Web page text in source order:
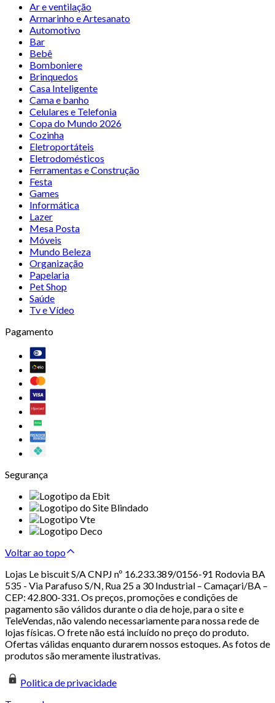
Ar e ventilação
Armarinho e Artesanato
Automotivo
Bar
Bebê
Bomboniere
Brinquedos
Casa Inteligente
Cama e banho
Celulares e Telefonia
Copa do Mundo 2026
Cozinha
Eletroportáteis
Eletrodomésticos
Ferramentas e Construção
Festa
Games
Informática
Lazer
Mesa Posta
Móveis
Mundo Beleza
Organização
Papelaria
Pet Shop
Saúde
Tv e Vídeo
Pagamento
Segurança
Voltar ao topo
Lojas Le biscuit S/A CNPJ nº 16.233.389/0156-91 Rodovia BA
535 - Via Parafuso S/N, Rua 25 a 30 Industrial – Camaçari/BA –
CEP: 42.800-331. Os preços, promoções e condições de
pagamento são válidos durante o dia de hoje, para o site e
TeleVendas, não valendo necessariamente para nossa rede de
lojas físicas. O frete não está incluído no preço do produto.
Ofertas válidas enquanto durarem nossos estoques. As fotos de
produtos são meramente ilustrativas.
Politica de privacidade